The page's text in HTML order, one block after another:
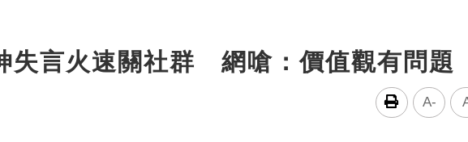
失言火速關社群 網嗆：價值觀有問題
A-